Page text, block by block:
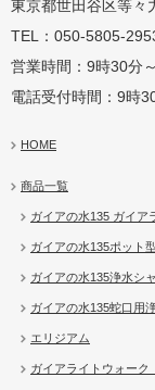
東京都世田谷区等々
TEL：050-5805-
営業時間：9時30分
電話受付時間：9時
HOME
商品一覧
ガイアの水135 ガイア
ガイアの水135ポット
ガイアの水135浄水シ
ガイアの水135蛇口用
エリジアム
ガイアライトウォーク